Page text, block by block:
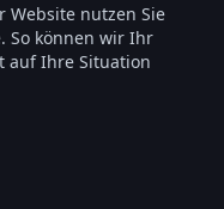
Website nutzen Sie
So können wir Ihr
auf Ihre Situation